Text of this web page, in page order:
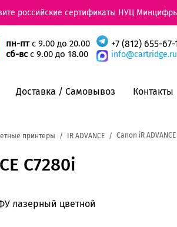
российские сертификаты НУЦ
пн-птс 9.00 до 20.00
сб-всс 9.00 до 18.00
+7 (812) 655-67-
info@cartridge.ru
Доставка / Самовывоз Контакты
принтеры IR ADVANCE Canon iR ADVANCE
C7280i
лазерный цветной